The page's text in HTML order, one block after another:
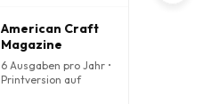
American Craft
Magazine
6 Ausgaben pro Jahr •
Printversion auf